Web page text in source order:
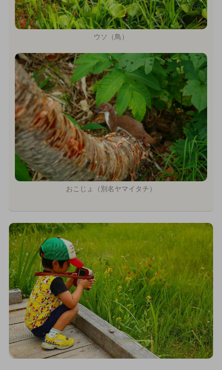
ウソ（鳥）
おこじょ（別名ヤマイタチ）